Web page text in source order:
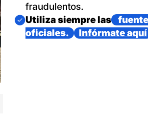
fraudulentos.
Imagen
Utiliza siempre las
oficiales.
Infórmate aquí